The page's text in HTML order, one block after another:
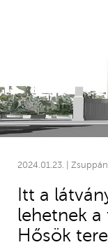
2024.01.23. |
Itt a
lehetnek
Hősök